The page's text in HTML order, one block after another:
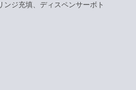
ンジ充填、ディスペンサーボト